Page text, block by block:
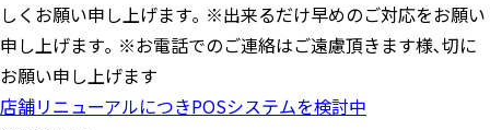
しくお願い申し上げます｡ ※出来るだけ早めのご対応をお願い
申し上げます｡ ※お電話でのご連絡はご遠慮頂きます様､切に
お願い申し上げます
店舗リニューアルにつきPOSシステムを検討中